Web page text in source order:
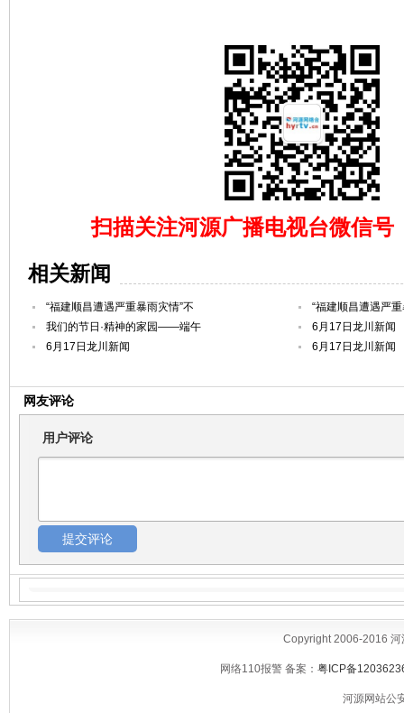
扫描关注河源广播电视台微信
相关新闻
“福建顺昌遭遇严重暴雨灾情”不
“福建顺昌遭遇严
我们的节日·精神的家园——端午
6月17日龙川新闻
6月17日龙川新闻
6月17日龙川新闻
网友评论
用户评论
Copyright 2006-2016
网络110报警 备案： 粤ICP备
河源网站公